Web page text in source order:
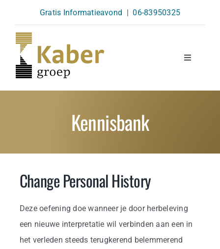
content
Gratis Informatieavond | 06-83950325
Toggle
Opleidingen
Agenda
Kennisbank
Business
Kennisbank
Change Personal History
Deze oefening doe wanneer je door herbeleving
een nieuwe interpretatie wil verbinden aan een in
het verleden steeds terugkerend belemmerend